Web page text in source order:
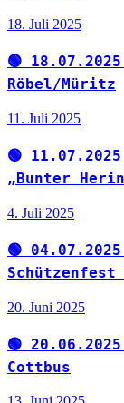
18. Juli 2025
🟢
Röbel/Müritz
11. Juli 2025
🟢
„Bunter
4. Juli 2025
🟢
Schützenfest
20. Juni 2025
🟢
Cottbus